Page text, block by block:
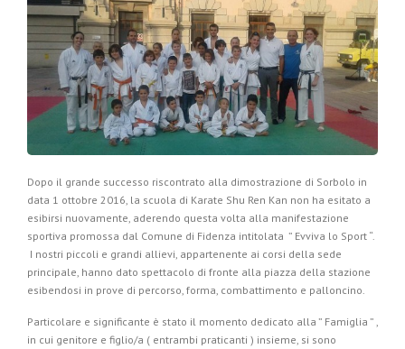
Dopo il grande successo riscontrato alla dimostrazione di Sorbolo in
data 1 ottobre 2016, la scuola di Karate Shu Ren Kan non ha esitato a
esibirsi nuovamente, aderendo questa volta alla manifestazione
sportiva promossa dal Comune di Fidenza intitolata ” Evviva lo Sport “.
I nostri piccoli e grandi allievi, appartenente ai corsi della sede
principale, hanno dato spettacolo di fronte alla piazza della stazione
esibendosi in prove di percorso, forma, combattimento e palloncino.
Particolare e significante è stato il momento dedicato alla ” Famiglia ” ,
in cui genitore e figlio/a ( entrambi praticanti ) insieme, si sono